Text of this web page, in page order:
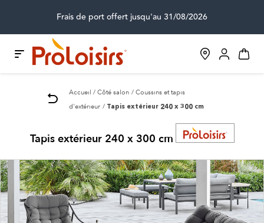
Frais de port offert jusqu'au 31/08/2026
Accueil Côté salon
Coussins et tapis
d'extérieur
Tapis extérieur 240 x 300 cm
Tapis extérieur 240 x 300 cm